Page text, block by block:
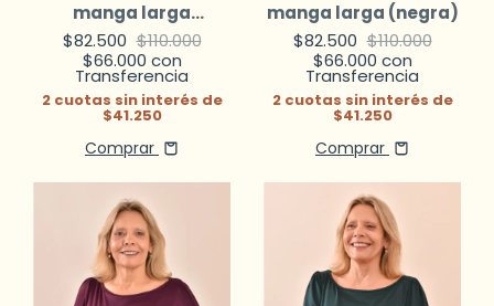
manga larga
(petróleo)
$82.500 $110.000
$66.000 con
Transferencia
2 cuotas sin interés de
$41.250
Comprar
manga larga (negra)
$82.500 $110.000
$66.000 con
Transferencia
2 cuotas sin interés de
$41.250
Comprar